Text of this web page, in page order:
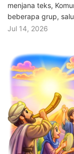
menjana teks,
beberapa grup,
Jul 14, 2026